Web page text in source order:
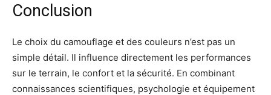
Conclusion
Le choix du camouflage et des couleurs n’est pas un
simple détail. Il influence directement les performances
sur le terrain, le confort et la sécurité. En combinant
connaissances scientifiques, psychologie et équipement